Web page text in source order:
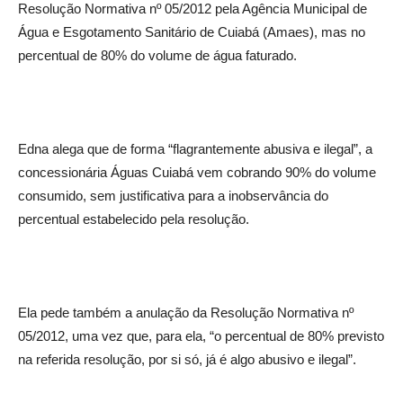
Resolução Normativa nº 05/2012 pela Agência Municipal de
Água e Esgotamento Sanitário de Cuiabá (Amaes), mas no
percentual de 80% do volume de água faturado.
Edna alega que de forma “flagrantemente abusiva e ilegal”, a
concessionária Águas Cuiabá vem cobrando 90% do volume
consumido, sem justificativa para a inobservância do
percentual estabelecido pela resolução.
Ela pede também a anulação da Resolução Normativa nº
05/2012, uma vez que, para ela, “o percentual de 80% previsto
na referida resolução, por si só, já é algo abusivo e ilegal”.